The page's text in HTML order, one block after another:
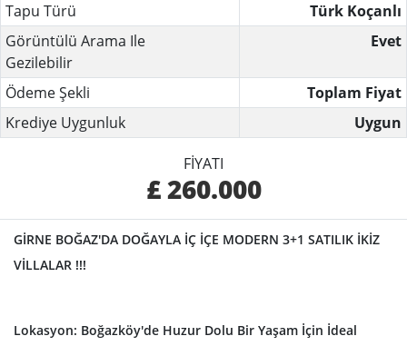
Tapu Türü
Türk Koçanlı
Görüntülü Arama Ile
Gezilebilir
Evet
Ödeme Şekli
Toplam Fiyat
Krediye Uygunluk
Uygun
FIYATI
£ 260.000
GİRNE BOĞAZ'DA DOĞAYLA İÇ İÇE MODERN 3+1 SATILIK İKİZ
VİLLALAR !!!
Lokasyon: Boğazköy'de Huzur Dolu Bir Yaşam İçin İdeal